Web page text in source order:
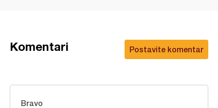
Postavite komentar
Komentari
Bravo